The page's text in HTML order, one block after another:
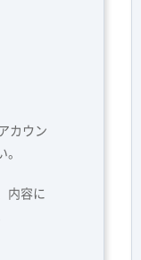
カウン
内容に